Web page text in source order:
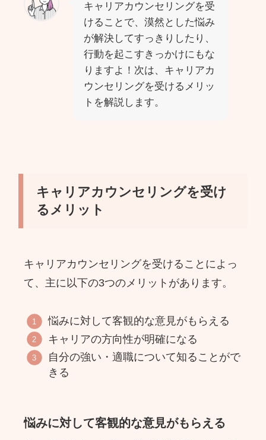
キャリアカウンセリングを受
けることで、漠然とした悩み
が解決してすっきりしたり、
行動を起こすきっかけにもな
りますよ！次は、キャリアカ
ウンセリングを受けるメリッ
トを解説します。
キャリアカウンセリングを受け
るメリット
キャリアカウンセリングを受けることによっ
て、主に以下の3つのメリットがあります。
悩みに対して客観的な意見がもらえる
キャリアの方向性が明確になる
自分の強い・適職について知ることがで
きる
悩みに対して客観的な意見がもらえる